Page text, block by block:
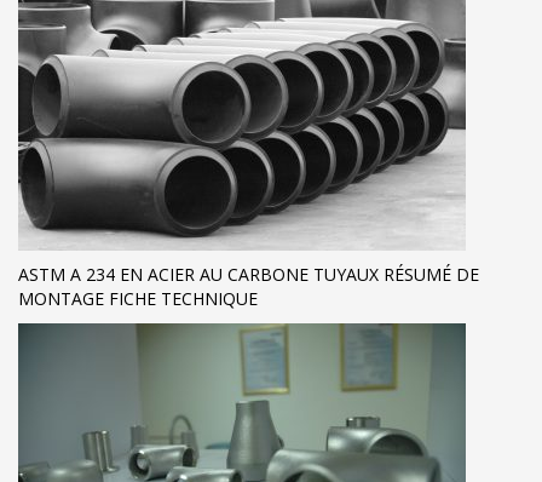
ASTM A 234 EN ACIER AU CARBONE TUYAUX RÉSUMÉ DE
MONTAGE FICHE TECHNIQUE